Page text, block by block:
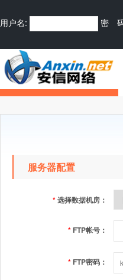
用户名: 密
服务器配置
*选择数据机房：
* FTP帐号：
* FTP密码：